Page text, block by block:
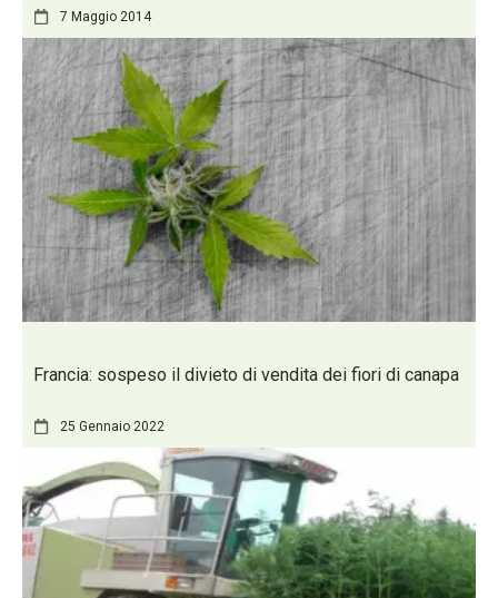
7 Maggio 2014
Francia: sospeso il divieto di vendita dei fiori di canapa
25 Gennaio 2022